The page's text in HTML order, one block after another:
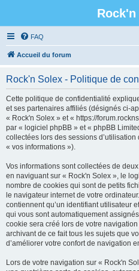
Rock'n
FAQ
Accueil du forum
Rock'n Solex - Politique de
Cette politique de confidentialité
et ses partenaires affiliés (désignés ci-
« Rock'n Solex » et « https://
par « logiciel phpBB » et « phpBB
collectées lors des sessions
« vos informations »).
Vos informations sont collectées de
en naviguant sur « Rock'n Solex », le
nombre de cookies qui sont de petits
le navigateur internet de votre
contiennent qu’un identifiant utilisateur
qui vous sont automatiquement
cookie sera créé lors de votre
archivant de ce fait tous les sujets que
d’améliorer votre confort de navigation
Lors de votre navigation sur « Rock'n